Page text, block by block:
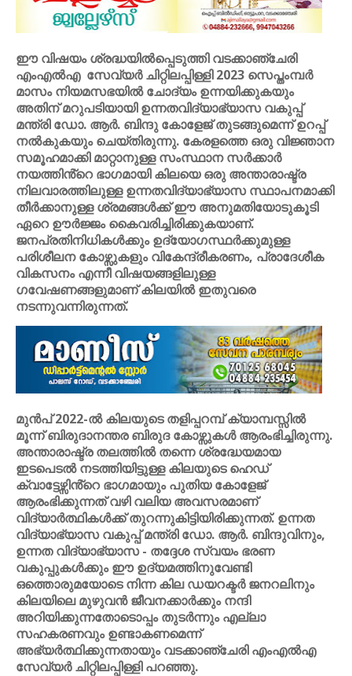
ഈ വിഷയം ശ്രദ്ധയിൽപ്പെടുത്തി വടക്കാഞ്ചേരി
എംഎൽഎ സേവ്യർ ചിറ്റിലപ്പിള്ളി 2023 സെപ്തംമ്പർ
മാസം നിയമസഭയിൽ ചോദ്യം ഉന്നയിക്കുകയും
അതിന് മറുപടിയായി ഉന്നതവിദ്യാഭ്യാസ വകുപ്പ്
മന്ത്രി ഡോ. ആർ. ബിന്ദു കോളേജ് തുടങ്ങുമെന്ന് ഉറപ്പ്
നൽകുകയും ചെയ്തിരുന്നു. കേരളത്തെ ഒരു വിജ്ഞാന
സമൂഹമാക്കി മാറ്റാനുള്ള സംസ്ഥാന സർക്കാർ
നയത്തിൻ്റെ ഭാഗമായി കിലയെ ഒരു അന്താരാഷ്ട്ര
നിലവാരത്തിലുള്ള ഉന്നതവിദ്യാഭ്യാസ സ്ഥാപനമാക്കി
തീർക്കാനുള്ള ശ്രമങ്ങൾക്ക് ഈ അനുമതിയോടുകൂടി
ഏറെ ഊർജ്ജം കൈവരിച്ചിരിക്കുകയാണ്.
ജനപ്രതിനിധികൾക്കും ഉദ്യോഗസ്ഥർക്കുമുള്ള
പരിശീലന കോഴ്സുകളും വികേന്ദ്രീകരണം, പ്രാദേശീക
വികസനം എന്നീ വിഷയങ്ങളിലുള്ള
ഗവേഷണങ്ങളുമാണ് കിലയിൽ ഇതുവരെ
നടന്നുവന്നിരുന്നത്.
മുൻപ് 2022-ൽ കിലയുടെ തളിപ്പറമ്പ് ക്യാമ്പസ്സിൽ
മൂന്ന് ബിരുദാനന്തര ബിരുദ കോഴ്സുകൾ ആരംഭിച്ചിരുന്നു.
അന്താരാഷ്ട്ര തലത്തിൽ തന്നെ ശ്രദ്ധേയമായ
ഇടപെടൽ നടത്തിയിട്ടുള്ള കിലയുടെ ഹെഡ്
ക്വാട്ടേഴ്സിൻ്റെ ഭാഗമായും പുതിയ കോളേജ്
ആരംഭിക്കുന്നത് വഴി വലിയ അവസരമാണ്
വിദ്യാർത്ഥികൾക്ക് തുറന്നുകിട്ടിയിരിക്കുന്നത്. ഉന്നത
വിദ്യാഭ്യാസ വകുപ്പ് മന്ത്രി ഡോ. ആർ. ബിന്ദുവിനും,
ഉന്നത വിദ്യാഭ്യാസ - തദ്ദേശ സ്വയം ഭരണ
വകുപ്പുകൾക്കും ഈ ഉദ്യമത്തിനുവേണ്ടി
ഒത്തൊരുമയോടെ നിന്ന കില ഡയറക്ടർ ജനറലിനും
കിലയിലെ മുഴുവൻ ജീവനക്കാർക്കും നന്ദി
അറിയിക്കുന്നതോടൊപ്പം തുടർന്നും എല്ലാ
സഹകരണവും ഉണ്ടാകണമെന്ന്
അഭ്യർത്ഥിക്കുന്നതായും വടക്കാഞ്ചേരി എംഎൽഎ
സേവ്യർ ചിറ്റിലപ്പിള്ളി പറഞ്ഞു.